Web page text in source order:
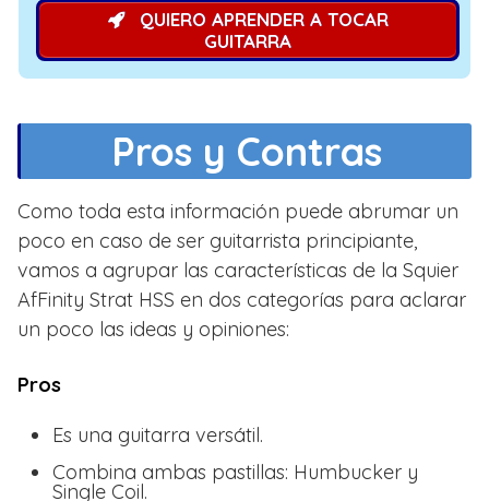
QUIERO APRENDER A TOCAR
GUITARRA
Pros y Contras
Como toda esta información puede abrumar un
poco en caso de ser guitarrista principiante,
vamos a agrupar las características de la Squier
AfFinity Strat HSS en dos categorías para aclarar
un poco las ideas y opiniones:
Pros
Es una guitarra versátil.
Combina ambas pastillas: Humbucker y
Single Coil.